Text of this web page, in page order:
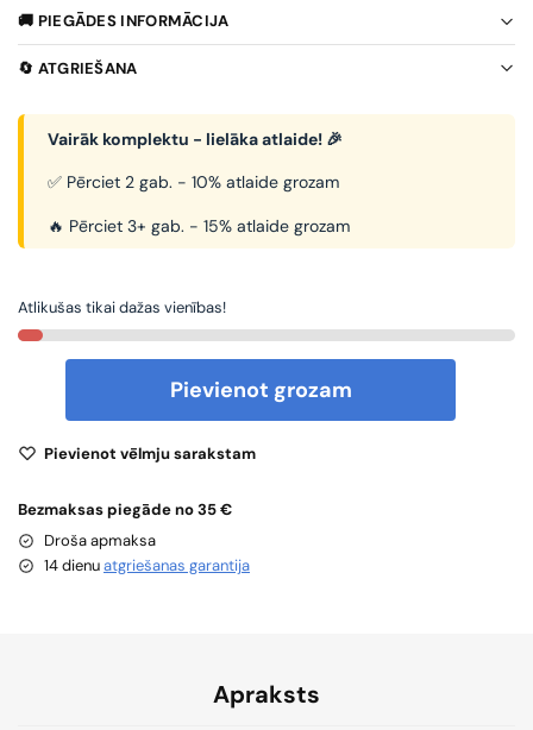
🚚 PIEGĀDES INFORMĀCIJA
🔄 ATGRIEŠANA
Vairāk komplektu - lielāka atlaide! 🎉
✅ Pērciet 2 gab. - 10% atlaide grozam
🔥 Pērciet 3+ gab. - 15% atlaide grozam
Atlikušas tikai dažas vienības!
Pievienot grozam
Pievienot vēlmju sarakstam
Bezmaksas piegāde no 35 €
Droša apmaksa
14 dienuatgriešanas garantija
Apraksts